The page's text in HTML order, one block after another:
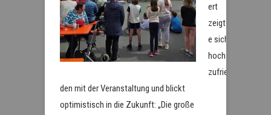
ert
zeigt
e sich
hoch
zufrie
den mit der Veranstaltung und blickt
optimistisch in die Zukunft: „Die große